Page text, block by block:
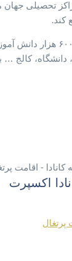
تحصیلی جهان
کند.
در کشور کانادا بیش از
دانشگاه، کالج …
اکسپرت
پرتغال